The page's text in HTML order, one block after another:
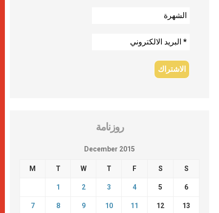
روزنامة
December 2015
M T W T F S S
1 2 3 4 5 6
7 8 9 10 11 12 13